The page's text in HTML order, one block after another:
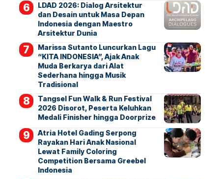
LDAD 2026: Dialog Arsitektur
dan Desain untuk Masa Depan
Indonesia dengan Maestro
Arsitektur Dunia
Marissa Sutanto Luncurkan Lagu
“KITA INDONESIA”, Ajak Anak
Muda Berkarya dari Alat
Sederhana hingga Musik
Tradisional
Tangsel Fun Walk & Run Festival
2026 Disorot, Peserta Keluhkan
Medali Finisher hingga Doorprize
Atria Hotel Gading Serpong
Rayakan Hari Anak Nasional
Lewat Family Coloring
Competition Bersama Greebel
Indonesia